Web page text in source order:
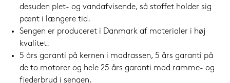
desuden plet- og vandafvisende, så stoffet holder sig
pænt i længere tid.
Sengen er produceret i Danmark af materialer i høj
kvalitet.
5 års garanti på kernen i madrassen, 5 års garanti på
de to motorer og hele 25 års garanti mod ramme- og
fjederbrud i sengen.